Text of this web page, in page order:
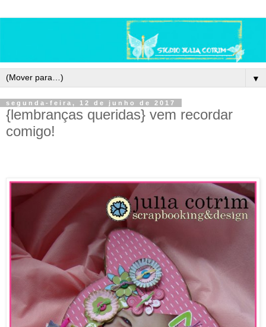
▼
segunda-feira, 12 de junho de 2017
{lembranças queridas} vem recordar
comigo!